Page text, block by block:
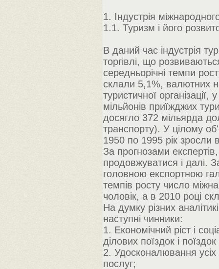
1. Індустрія
1.1. Туризм і його
В даний час індустрія
торгівлі, що
середньорічні темпи
склали 5,1%, валютних
туристичної
мільйонів приїжджих
досягло 372 мільярда
транспорту). У цілому
1950 по 1995 рік зросли
За прогнозами
продовжуватися і далі.
головною експортною
темпів росту число
чоловік, а в 2010 році
На думку різних
наступні чинники:
1. Економічний ріст і
ділових поїздок і
2. Удосконалювання
послуг;